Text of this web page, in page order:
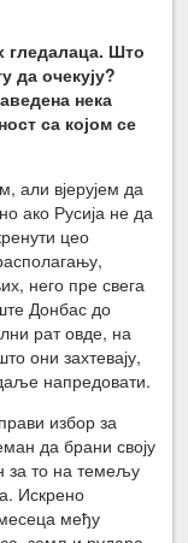
гледалаца. Што
да очекују?
нека
са којом се
али вјерујем да
ако Русија не да
цео
него пре свега
Донбас до
рат овде, на
они захтевају,
напредовати.
избор за
да брани своју
за то на темељу
Искрено
међу